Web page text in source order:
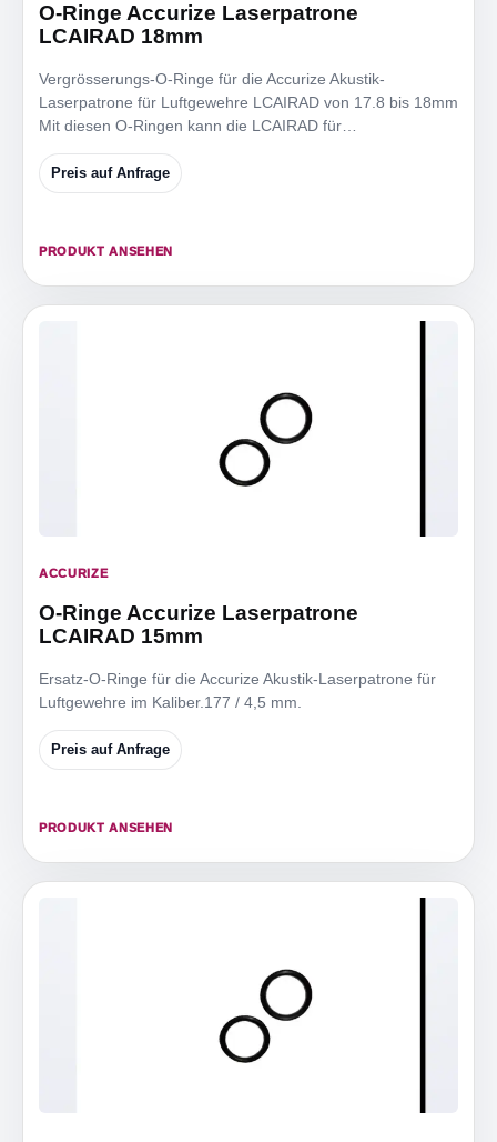
O-Ringe Accurize Laserpatrone
LCAIRAD 18mm
Vergrösserungs-O-Ringe für die Accurize Akustik-
Laserpatrone für Luftgewehre LCAIRAD von 17.8 bis 18mm
Mit diesen O-Ringen kann die LCAIRAD für
Preis auf Anfrage
PRODUKT ANSEHEN
ACCURIZE
O-Ringe Accurize Laserpatrone
LCAIRAD 15mm
Ersatz-O-Ringe für die Accurize Akustik-Laserpatrone für
Luftgewehre im Kaliber.177 / 4,5 mm.
Preis auf Anfrage
PRODUKT ANSEHEN